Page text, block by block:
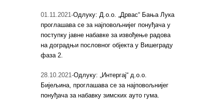
01.11.2021-Одлуку: Д.о.о. „Дрвас“ Бања Лука
проглашава се за најповољнијег понуђача у
поступку јавне набавке за извођење радова
на доградњи пословног објекта у Вишеграду
фаза 2.
28.10.2021-Одлуку: „Интергај“ д.о.о.
Бијељина, проглашава се за најповољнијег
понуђача за набавку зимских ауто гума.